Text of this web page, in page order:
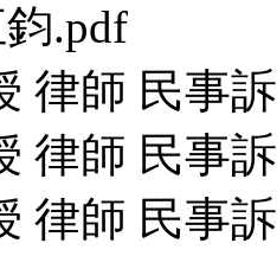
.pdf
律師 民事
律師 民事
律師 民事